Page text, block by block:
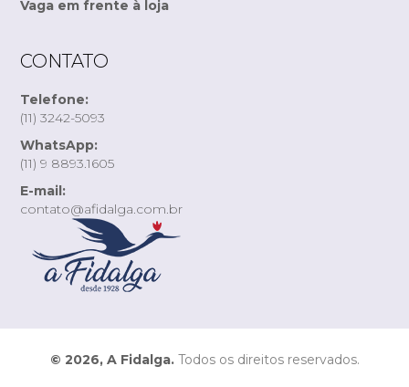
Vaga em frente à loja
CONTATO
Telefone:
(11) 3242-5093
WhatsApp:
(11) 9 8893.1605
E-mail:
contato@afidalga.com.br
© 2026, A Fidalga.Todos os direitos reservados.